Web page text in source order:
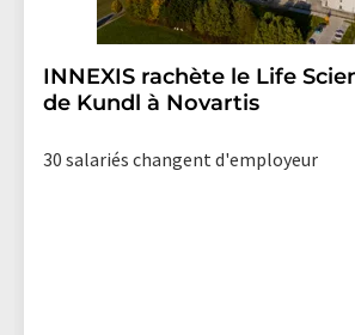
INNEXIS rachète le Life
de Kundl à Novartis
30 salariés changent d'employeur